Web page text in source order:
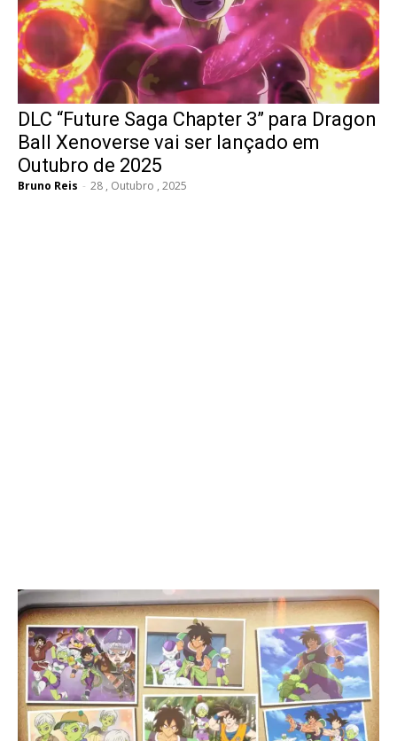
DLC “Future Saga Chapter 3” para Dragon
Ball Xenoverse vai ser lançado em
Outubro de 2025
Bruno Reis - 28 , Outubro , 2025